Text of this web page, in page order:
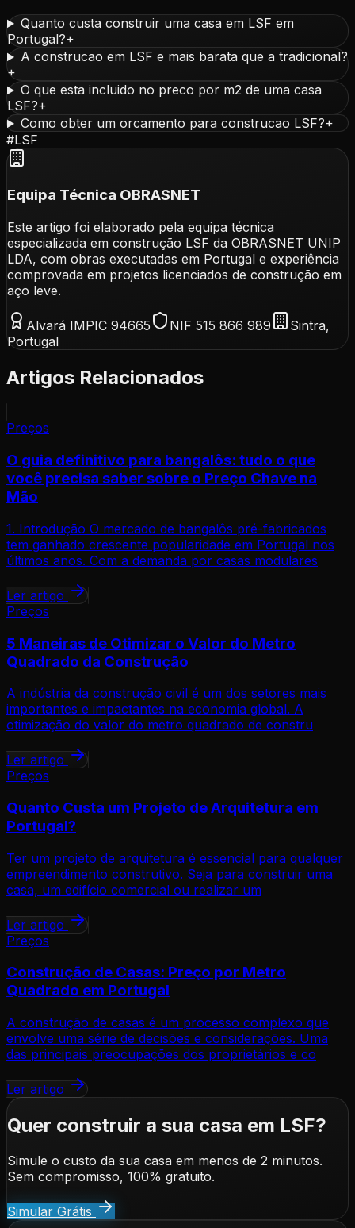
Quanto custa construir uma casa em LSF em
Portugal?+
A construcao em LSF e mais barata que a tradicional?
+
O que esta incluido no preco por m2 de uma casa
LSF?+
Como obter um orcamento para construcao LSF?+
#LSF
Equipa Técnica OBRASNET
Este artigo foi elaborado pela equipa técnica
especializada em construção LSF da OBRASNET UNIP
LDA, com obras executadas em Portugal e experiência
comprovada em projetos licenciados de construção em
aço leve.
Alvará IMPIC 94665 NIF 515 866 989
Sintra,
Portugal
Artigos Relacionados
Preços
O guia definitivo para bangalôs: tudo o que
você precisa saber sobre o Preço Chave na
Mão
1. Introdução O mercado de bangalôs pré-fabricados
tem ganhado crescente popularidade em Portugal nos
últimos anos. Com a demanda por casas modulares
Ler artigo
Preços
5 Maneiras de Otimizar o Valor do Metro
Quadrado da Construção
A indústria da construção civil é um dos setores mais
importantes e impactantes na economia global. A
otimização do valor do metro quadrado de constru
Ler artigo
Preços
Quanto Custa um Projeto de Arquitetura em
Portugal?
Ter um projeto de arquitetura é essencial para qualquer
empreendimento construtivo. Seja para construir uma
casa, um edifício comercial ou realizar um
Ler artigo
Preços
Construção de Casas: Preço por Metro
Quadrado em Portugal
A construção de casas é um processo complexo que
envolve uma série de decisões e considerações. Uma
das principais preocupações dos proprietários e co
Ler artigo
Quer construir a sua casa em LSF?
Simule o custo da sua casa em menos de 2 minutos.
Sem compromisso, 100% gratuito.
Simular Grátis